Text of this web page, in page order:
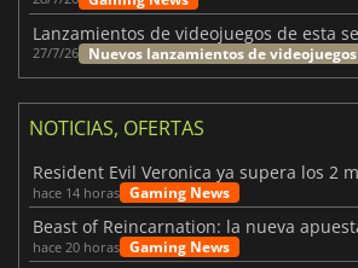
27/7/26 Nuevos lanzamientos de videojuegos
NOTICIAS, OFERTAS
hace 14 horas Gaming News
hace 20 horas Gaming News